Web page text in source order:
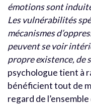
émotions sont
Les vulnérabilités
mécanismes
peuvent se voir
propre existence, de
psychologue tient à
bénéficient tout de
regard de